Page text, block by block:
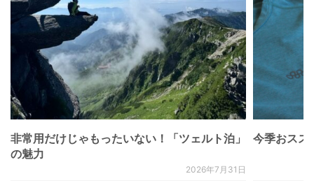
非常用だけじゃもったいない！「ツェルト泊」
の魅力
2026年7月31日
今季おスス